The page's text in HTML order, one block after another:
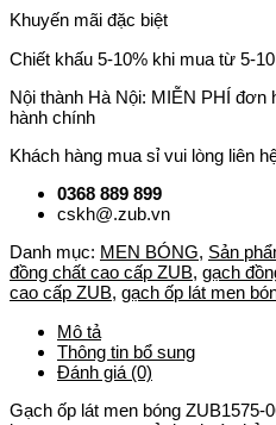
Khuyến mãi đặc biệt
Chiết khấu 5-10% khi mua từ 5-
Nội thành Hà Nội: MIỄN PHÍ đơn
hành chính
Khách hàng mua sỉ vui lòng liên
0368 889 899
cskh@.zub.vn
Danh mục: MEN BÓNG, Sản
đồng chất cao cấp ZUB, gạch
cao cấp ZUB, gạch ốp lát men
Mô tả
Thông tin bổ sung
Đánh giá (0)
Gạch ốp lát men bóng ZUB1575-